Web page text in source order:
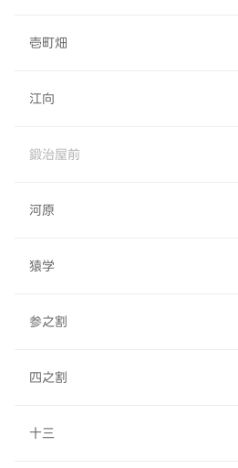
壱町畑
江向
鍛治屋前
河原
猿学
参之割
四之割
十三